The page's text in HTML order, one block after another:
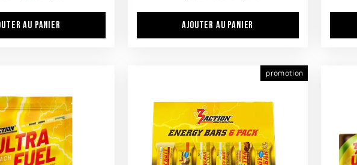
AU PANIER AJOUTER AU PANIER
promotion